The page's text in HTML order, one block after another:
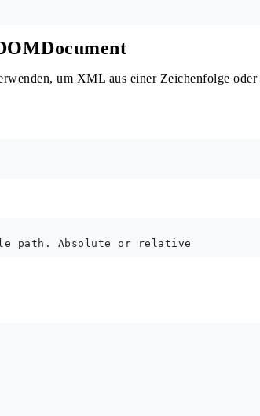
um XML aus einer Zeichenfolge